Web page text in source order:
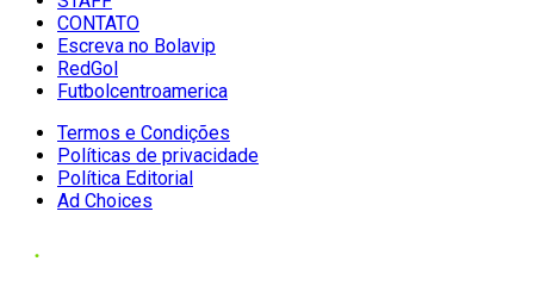
CONTATO
Escreva no Bolavip
RedGol
Futbolcentroamerica
Termos e Condições
Políticas de privacidade
Política Editorial
Ad Choices